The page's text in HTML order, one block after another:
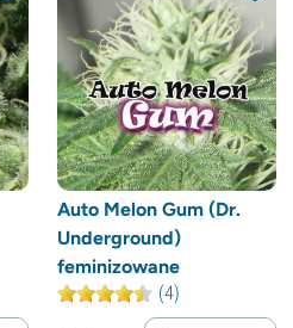
Auto Melon Gum (Dr.
Underground)
feminizowane
(4)